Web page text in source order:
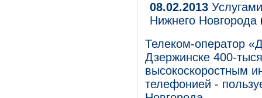
08.02.2013
Нижнего Новгорода
Телеком-оператор
Дзержинске 400-
высокоскоростным
телефонией -